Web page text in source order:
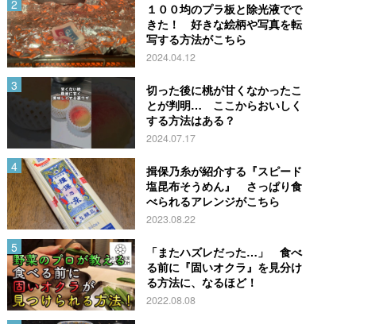
１００均のプラ板と除光液でで
きた！ 好きな絵柄や写真を転
写する方法がこちら
2024.04.12
切った後に桃が甘くなかったこ
とが判明… ここからおいしく
する方法はある？
2024.07.17
揖保乃糸が紹介する『スピード
塩昆布そうめん』 さっぱり食
べられるアレンジがこちら
2023.08.22
「またハズレだった…」 食べ
る前に『固いオクラ』を見分け
る方法に、なるほど！
2022.08.08